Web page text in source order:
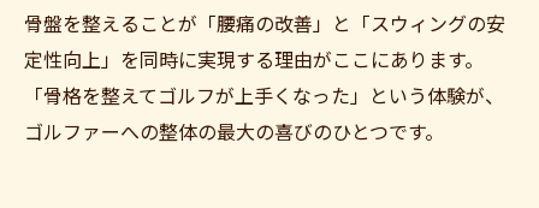
骨盤を整えることが「腰痛の改善」と「スウィングの安
定性向上」を同時に実現する理由がここにあります。
「骨格を整えてゴルフが上手くなった」という体験が、
ゴルファーへの整体の最大の喜びのひとつです。